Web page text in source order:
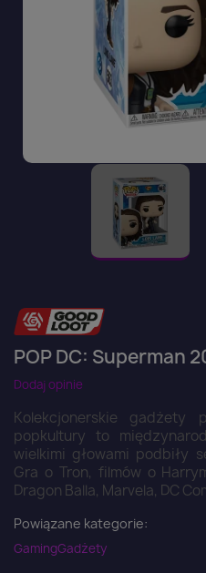
POP DC: Superman
Dodaj opinie
Kolekcjonerskie gadżety
popkultury to
wielkimi głowami podbiły
Gra o Tron, filmów o
Dragon Balla, Marvela, DC
Powiązane kategorie:
GamingGadżety